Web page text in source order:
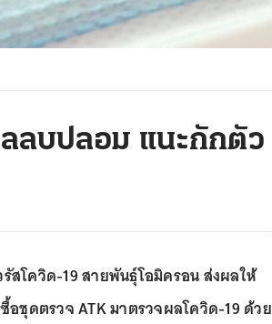
ลบปลอม แนะกักตัว
รัสโควิด-19 สายพันธุ์โอมิครอน ส่งผลให้
ชุดตรวจ ATK มาตรวจผลโควิด-19 ด้วย